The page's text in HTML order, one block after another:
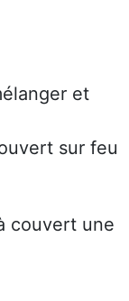
et
sur feu
couvert une